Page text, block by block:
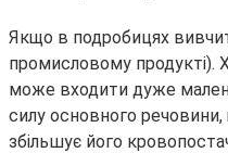
Якщо в подробицях
промисловому продукті).
може входити дуже
силу основного
збільшує його